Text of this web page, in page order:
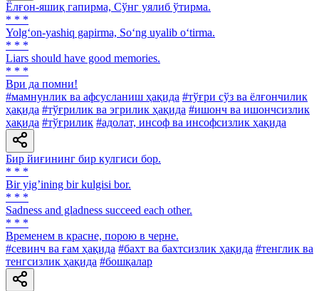
Ёлғон-яшиқ гапирма, Сўнг уялиб ўтирма.
* * *
Yolg‘on-yashiq gapirma, So‘ng uyalib o‘tirma.
* * *
Liars should have good memories.
* * *
Ври да помни!
#мамнунлик ва афсусланиш ҳақида #тўғри сўз ва ёлғончилик
ҳақида #тўғрилик ва эгрилик ҳақида #ишонч ва ишончсизлик
ҳақида #тўғрилик #адолат, инсоф ва инсофсизлик ҳақида
Бир йиғининг бир кулгиси бор.
* * *
Bir yigʼining bir kulgisi bor.
* * *
Sadness and gladness succeed each other.
* * *
Временем в красне, порою в черне.
#севинч ва ғам ҳақида #бахт ва бахтсизлик ҳақида #тенглик ва
тенгсизлик ҳақида #бошқалар